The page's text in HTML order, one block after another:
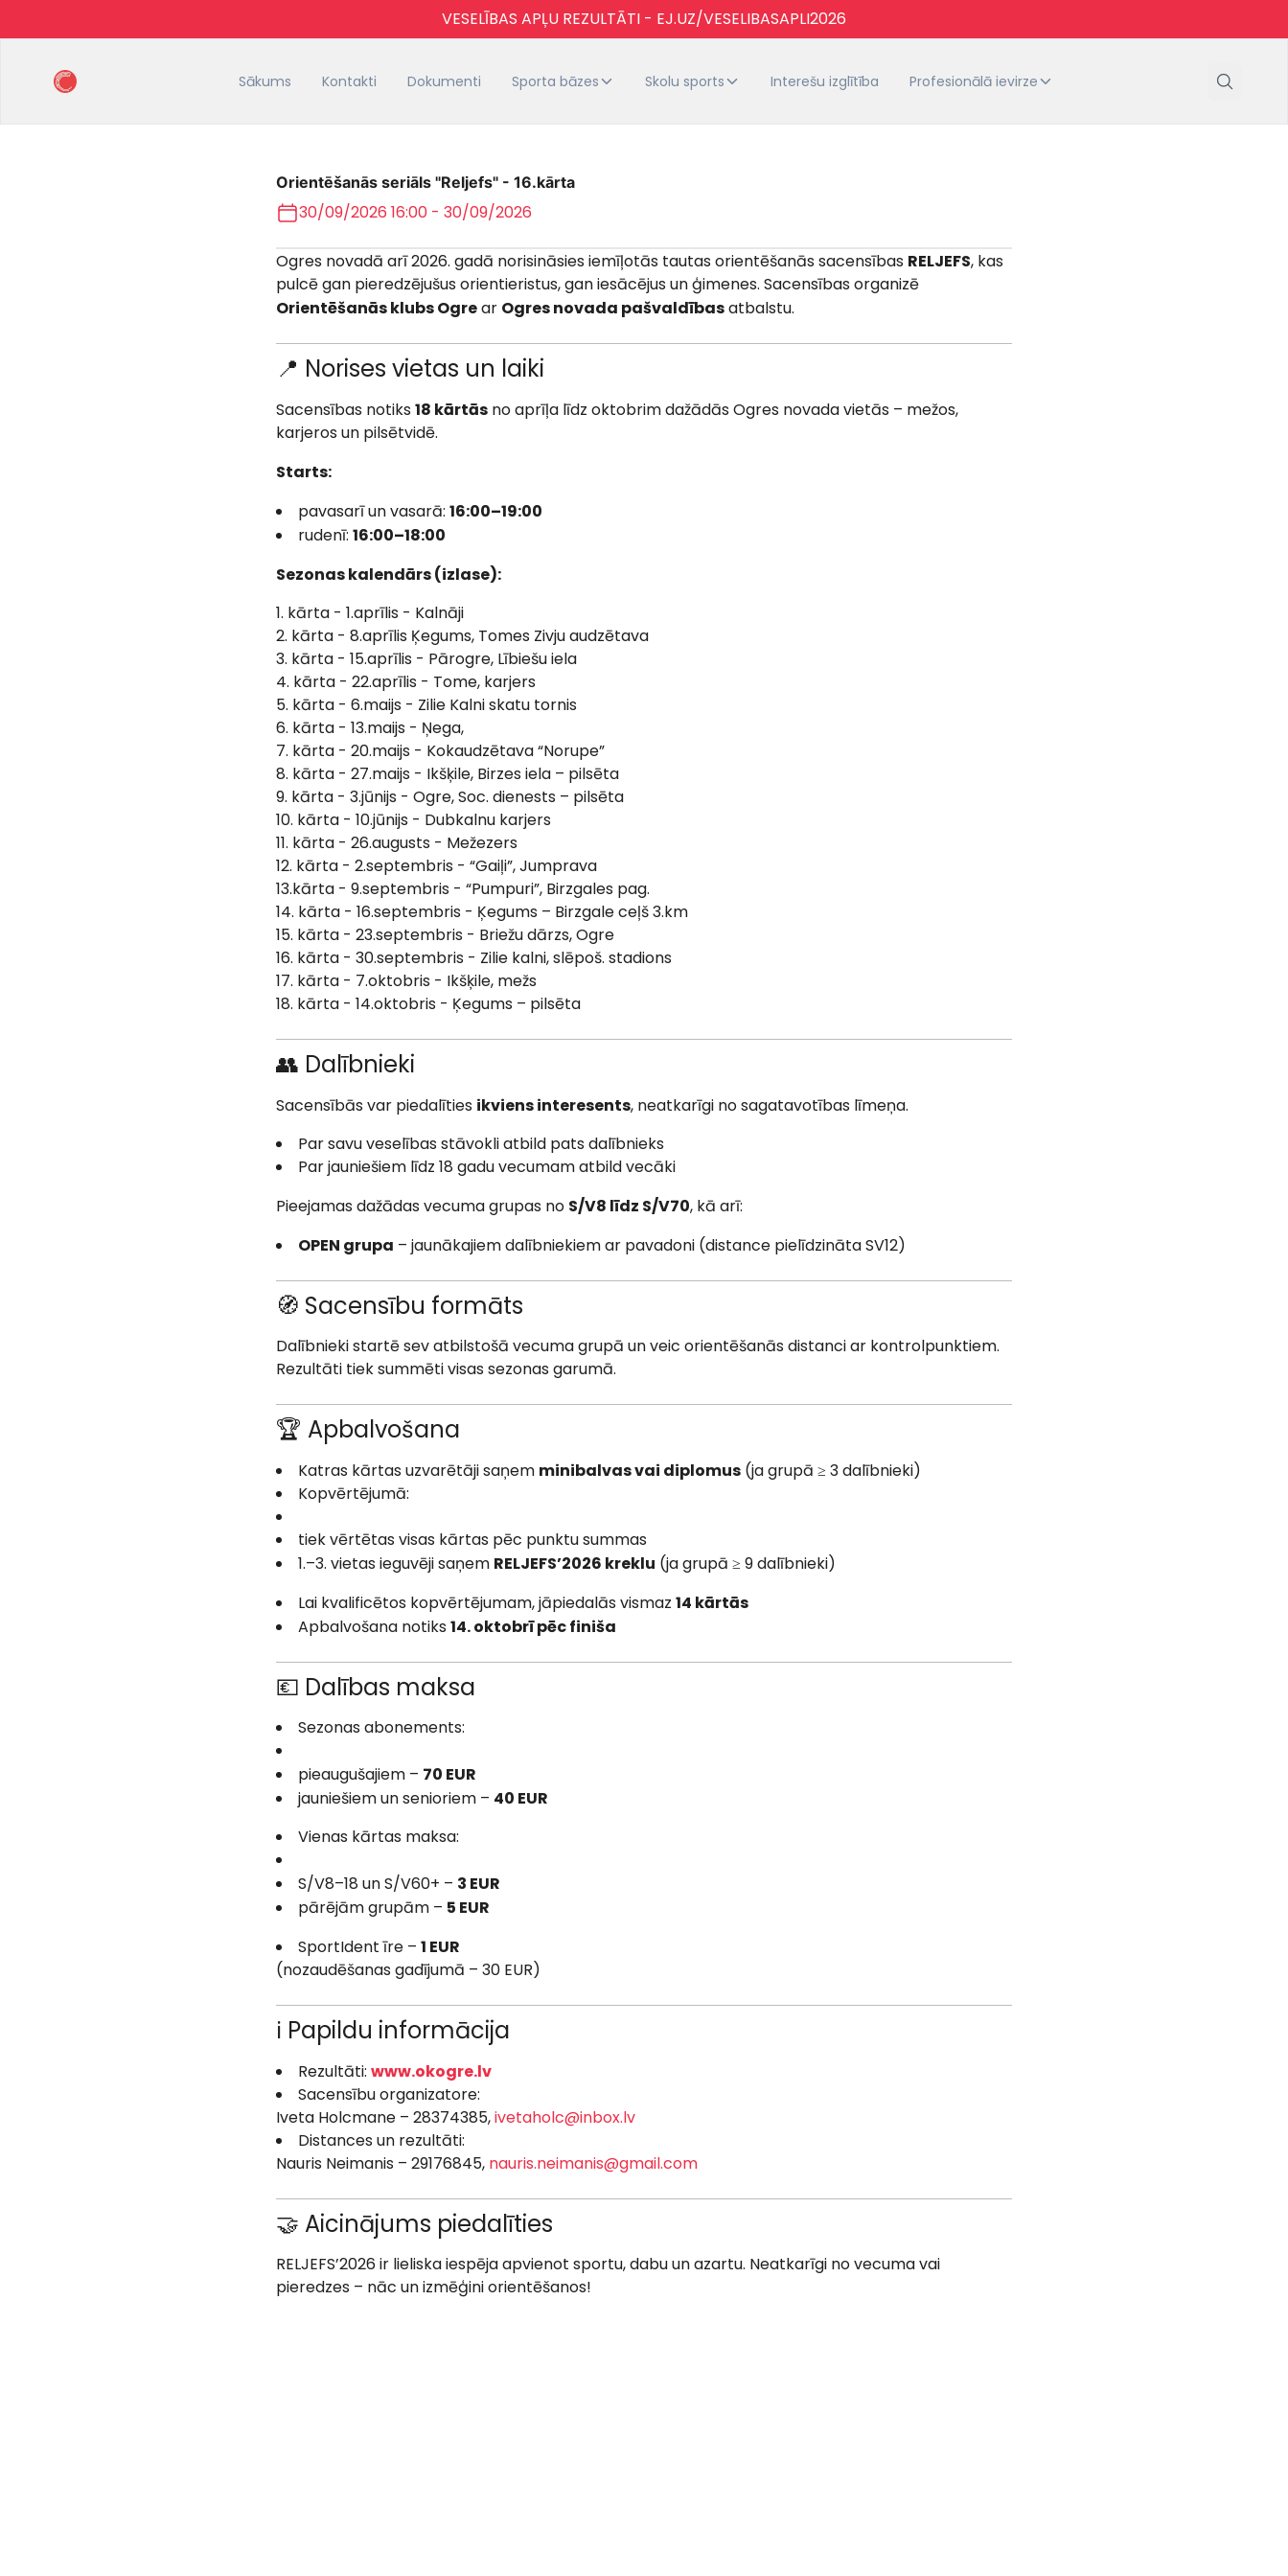
VESELĪBAS APĻU REZULTĀTI - EJ.UZ/VESELIBASAPLI2026
Sākums Kontakti Dokumenti Sporta bāzes Skolu sports Interešu izglītība Profesionālā ievirze
Orientēšanās seriāls "Reljefs" - 16.kārta
30/09/2026 16:00 - 30/09/2026
Ogres novadā arī 2026. gadā norisināsies iemīļotās tautas orientēšanās sacensības RELJEFS, kas
pulcē gan pieredzējušus orientieristus, gan iesācējus un ģimenes. Sacensības organizē
Orientēšanās klubs Ogrear Ogres novada pašvaldībasatbalstu.
📍 Norises vietas un laiki
Sacensības notiks 18 kārtās no aprīļa līdz oktobrim dažādās Ogres novada vietās – mežos,
karjeros un pilsētvidē.
Starts:
pavasarī un vasarā: 16:00–19:00
rudenī: 16:00–18:00
Sezonas kalendārs (izlase):
kārta - 1.aprīlis - Kalnāji
2. kārta - 8.aprīlis Ķegums, Tomes Zivju audzētava
3. kārta - 15.aprīlis - Pārogre, Lībiešu iela
4. kārta - 22.aprīlis - Tome, karjers
5. kārta - 6.maijs - Zilie Kalni skatu tornis
6. kārta - 13.maijs - Ņega,
7. kārta - 20.maijs - Kokaudzētava “Norupe”
8. kārta - 27.maijs - Ikšķile, Birzes iela – pilsēta
9. kārta - 3.jūnijs - Ogre, Soc. dienests – pilsēta
10. kārta - 10.jūnijs - Dubkalnu karjers
11. kārta - 26.augusts - Mežezers
12. kārta - 2.septembris - “Gaiļi”, Jumprava
13.kārta - 9.septembris - “Pumpuri”, Birzgales pag.
14. kārta - 16.septembris - Ķegums – Birzgale ceļš 3.km
15. kārta - 23.septembris - Briežu dārzs, Ogre
16. kārta - 30.septembris - Zilie kalni, slēpoš. stadions
17. kārta - 7.oktobris - Ikšķile, mežs
18. kārta - 14.oktobris - Ķegums – pilsēta
👥 Dalībnieki
Sacensībās var piedalīties ikviens interesents, neatkarīgi no sagatavotības līmeņa.
Par savu veselības stāvokli atbild pats dalībnieks
Par jauniešiem līdz 18 gadu vecumam atbild vecāki
Pieejamas dažādas vecuma grupas no S/V8 līdz S/V70, kā arī:
OPEN grupa – jaunākajiem dalībniekiem ar pavadoni (distance pielīdzināta SV12)
🧭 Sacensību formāts
Dalībnieki startē sev atbilstošā vecuma grupā un veic orientēšanās distanci ar kontrolpunktiem.
Rezultāti tiek summēti visas sezonas garumā.
🏆 Apbalvošana
Katras kārtas uzvarētāji saņem minibalvas vai diplomus (ja grupā ≥ 3 dalībnieki)
Kopvērtējumā:
tiek vērtētas visas kārtas pēc punktu summas
1.–3. vietas ieguvēji saņem RELJEFS’2026 kreklu (ja grupā ≥ 9 dalībnieki)
Lai kvalificētos kopvērtējumam, jāpiedalās vismaz 14 kārtās
Apbalvošana notiks 14. oktobrī pēc finiša
💶 Dalības maksa
Sezonas abonements:
pieaugušajiem – 70 EUR
jauniešiem un senioriem – 40 EUR
Vienas kārtas maksa:
S/V8–18 un S/V60+ – 3 EUR
pārējām grupām – 5 EUR
SportIdent īre – 1 EUR
(nozaudēšanas gadījumā – 30 EUR)
ℹ️ Papildu informācija
Rezultāti: www.okogre.lv
Sacensību organizatore:
Iveta Holcmane – 28374385,ivetaholc@inbox.lv
Distances un rezultāti:
Nauris Neimanis – 29176845, nauris.neimanis@gmail.com
🤝 Aicinājums piedalīties
RELJEFS’2026 ir lieliska iespēja apvienot sportu, dabu un azartu. Neatkarīgi no vecuma vai
pieredzes – nāc un izmēģini orientēšanos!